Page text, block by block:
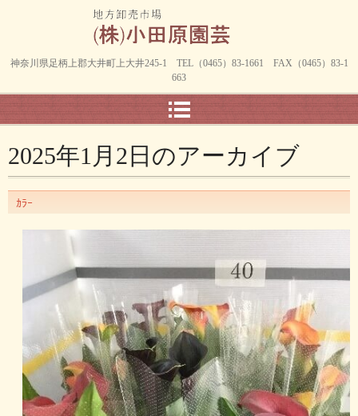
神奈川県足柄上郡大井町上大井245-1 TEL（0465）83-1661 FAX（0465）83-1
663
2025年1月2日 のアーカイブ
ｶﾗｰ